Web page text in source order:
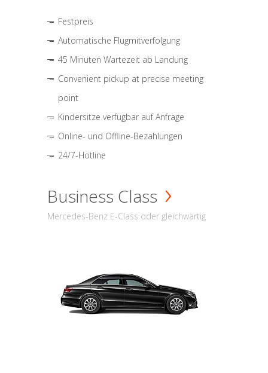
Festpreis
Automatische Flugmitverfolgung
45 Minuten Wartezeit ab Landung
Convenient pickup at precise meeting
point
Kindersitze verfügbar auf Anfrage
Online- und Offline-Bezahlungen
24/7-Hotline
Business Class
Mercedes-Benz E-Class oder gleichwärtig